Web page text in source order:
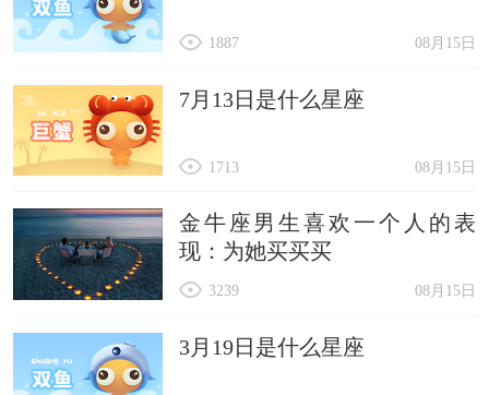
08月15日
1887
7月13日是什么星座
08月15日
1713
金牛座男生喜欢一个人的表
现：为她买买买
08月15日
3239
3月19日是什么星座